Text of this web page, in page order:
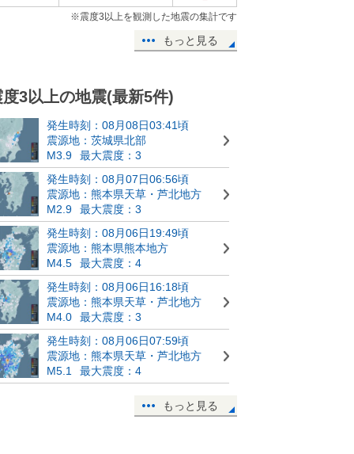
※震度3以上を観測した地震の集計です
もっと見る
度3以上の地震(最新5件)
発生時刻：08月08日03:41頃
震源地：茨城県北部
M3.9
最大震度：3
発生時刻：08月07日06:56頃
震源地：熊本県天草・芦北地方
M2.9
最大震度：3
発生時刻：08月06日19:49頃
震源地：熊本県熊本地方
M4.5
最大震度：4
発生時刻：08月06日16:18頃
震源地：熊本県天草・芦北地方
M4.0
最大震度：3
発生時刻：08月06日07:59頃
震源地：熊本県天草・芦北地方
M5.1
最大震度：4
もっと見る